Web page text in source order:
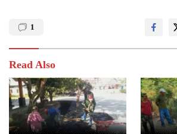
1
Read Also